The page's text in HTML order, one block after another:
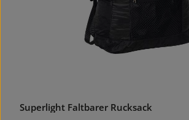
Superlight Faltbarer Rucksack